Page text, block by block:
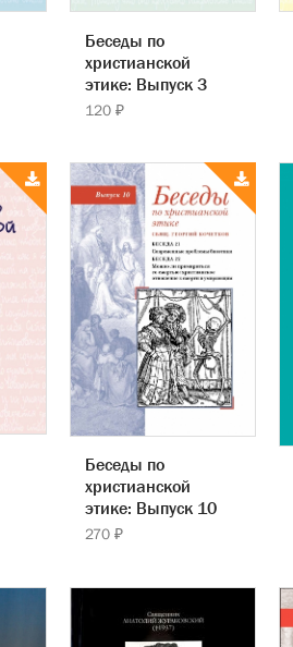
Беседы по
христианской
этике: Выпуск 3
120 ₽
Беседы по
христианской
этике: Выпуск 10
270 ₽